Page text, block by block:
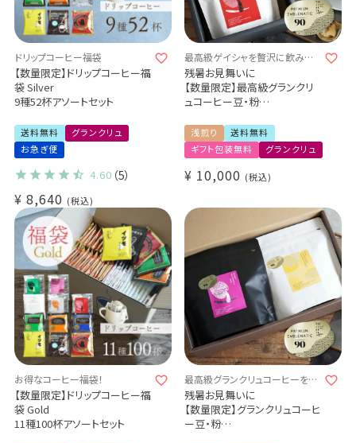
ドリップコーヒー福袋
【数量限定】ドリップコーヒー福
袋 Silver
9種52杯アソートセット
送料無料
グランクリュ
お急ぎ便
4.60 （5）
¥ 8,640 税込
最高級ゲイシャを贅沢に飲み比
べ
残暑お見舞いに
【数量限定】最高級グランクリ
ュコーヒー豆・粉
フトセット
コスタリカ エル・セドロ農園
100g
ペルー ペーニャ・デ・レオン農
園 100g
100g
Grand Cru / Cup of
Excellence受賞コーヒー / 送
料無料
浅煎り
送料無料
ギフト包装無料
グランクリュ
¥ 10,000 税込
お得なコーヒー福袋！
【数量限定】ドリップコーヒー福
袋 Gold
11種100杯アソートセット
最高級グランクリュコーヒーを詰
め合わせた至高のギフト
残暑お見舞いに
【数量限定】グランクリュコーヒ
ー豆・粉